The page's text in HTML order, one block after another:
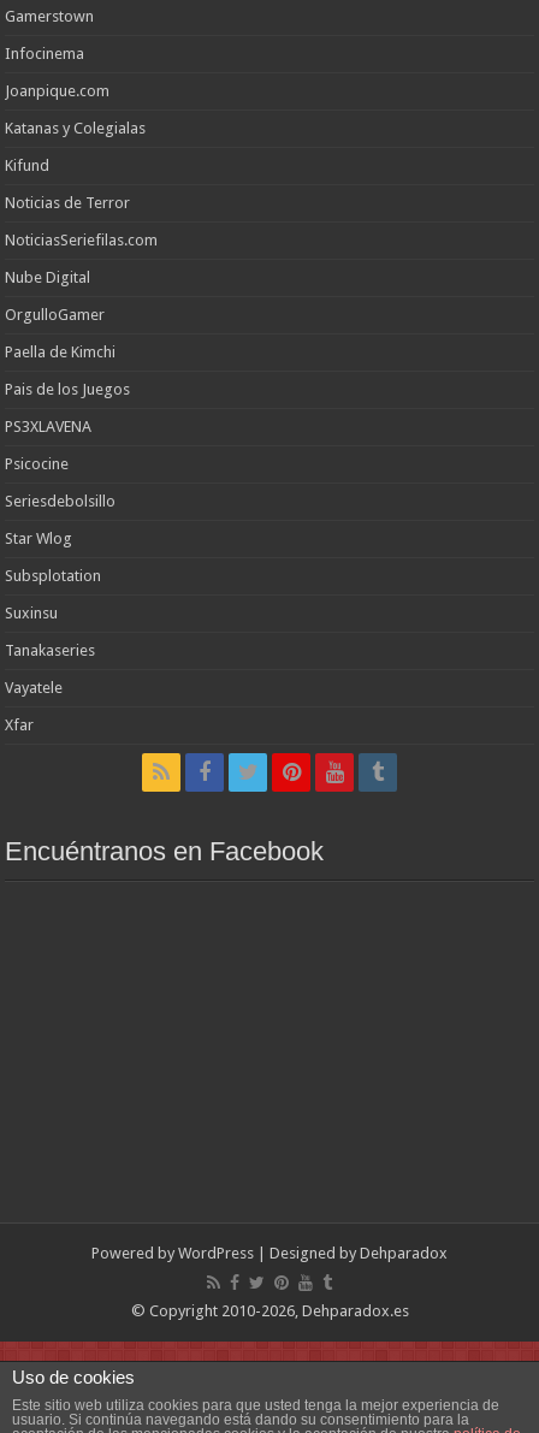
Gamerstown
Infocinema
Joanpique.com
Katanas y Colegialas
Kifund
Noticias de Terror
NoticiasSeriefilas.com
Nube Digital
OrgulloGamer
Paella de Kimchi
Pais de los Juegos
PS3XLAVENA
Psicocine
Seriesdebolsillo
Star Wlog
Subsplotation
Suxinsu
Tanakaseries
Vayatele
Xfar
Encuéntranos en Facebook
Powered by WordPress | Designed by Dehparadox
© Copyright 2010-2026, Dehparadox.es
Uso de cookies
Este sitio web utiliza cookies para que usted tenga la mejor experiencia de
usuario. Si continúa navegando está dando su consentimiento para la